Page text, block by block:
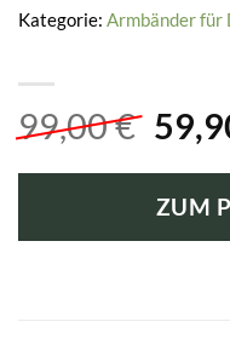
99,00€
war:
ZUM
Kategorie: Armbänder für